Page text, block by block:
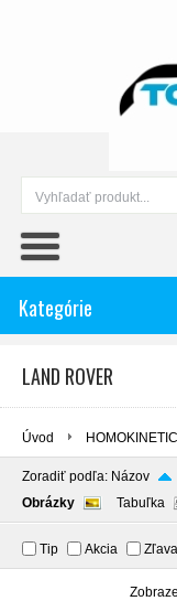
Kategórie
LAND ROVER
Úvod
Zoradiť podľa: Názov
Obrázky
Tabuľka
Tip Akcia Zľava